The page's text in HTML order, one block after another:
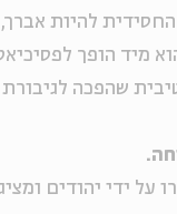
להיות
מיד הופך
שהפכה
על ידי יהודים